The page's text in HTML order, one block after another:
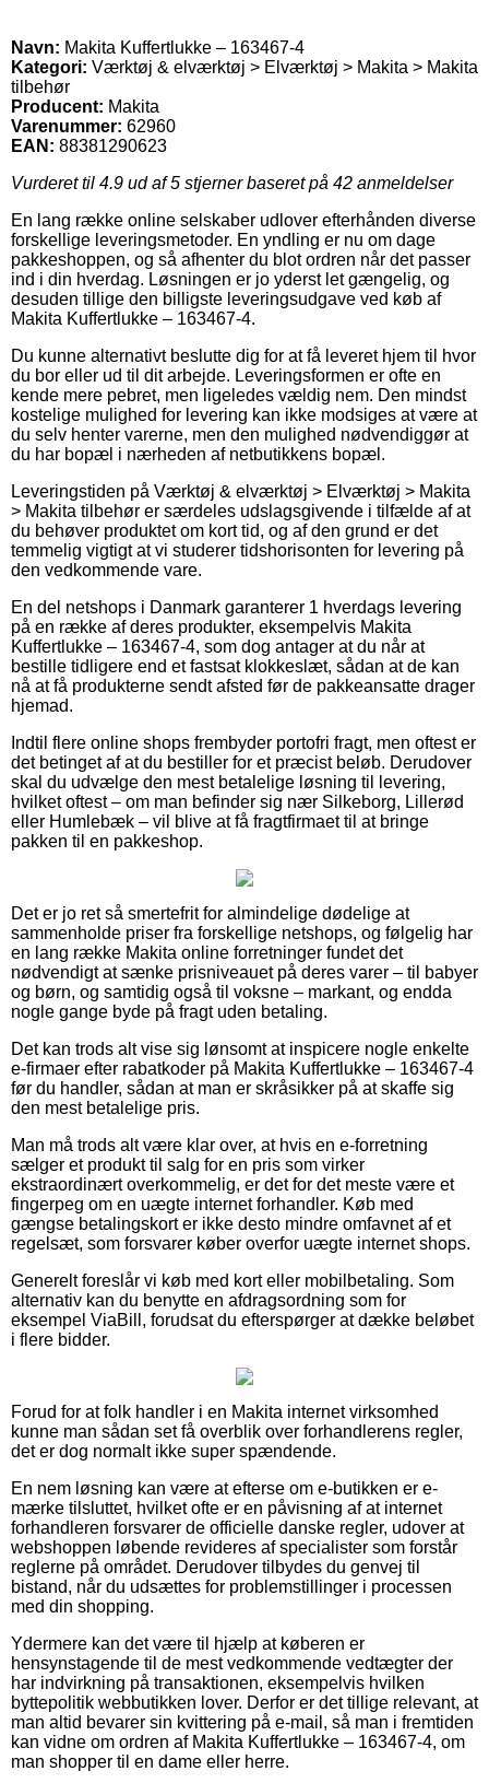
Navn: Makita Kuffertlukke – 163467-4
Kategori: Værktøj & elværktøj > Elværktøj > Makita > Makita
tilbehør
Producent: Makita
Varenummer: 62960
EAN: 88381290623
Vurderet til 4.9 ud af 5 stjerner baseret på 42 anmeldelser
En lang række online selskaber udlover efterhånden diverse
forskellige leveringsmetoder. En yndling er nu om dage
pakkeshoppen, og så afhenter du blot ordren når det passer
ind i din hverdag. Løsningen er jo yderst let gængelig, og
desuden tillige den billigste leveringsudgave ved køb af
Makita Kuffertlukke – 163467-4.
Du kunne alternativt beslutte dig for at få leveret hjem til hvor
du bor eller ud til dit arbejde. Leveringsformen er ofte en
kende mere pebret, men ligeledes vældig nem. Den mindst
kostelige mulighed for levering kan ikke modsiges at være at
du selv henter varerne, men den mulighed nødvendiggør at
du har bopæl i nærheden af netbutikkens bopæl.
Leveringstiden på Værktøj & elværktøj > Elværktøj > Makita
> Makita tilbehør er særdeles udslagsgivende i tilfælde af at
du behøver produktet om kort tid, og af den grund er det
temmelig vigtigt at vi studerer tidshorisonten for levering på
den vedkommende vare.
En del netshops i Danmark garanterer 1 hverdags levering
på en række af deres produkter, eksempelvis Makita
Kuffertlukke – 163467-4, som dog antager at du når at
bestille tidligere end et fastsat klokkeslæt, sådan at de kan
nå at få produkterne sendt afsted før de pakkeansatte drager
hjemad.
Indtil flere online shops frembyder portofri fragt, men oftest er
det betinget af at du bestiller for et præcist beløb. Derudover
skal du udvælge den mest betalelige løsning til levering,
hvilket oftest – om man befinder sig nær Silkeborg, Lillerød
eller Humlebæk – vil blive at få fragtfirmaet til at bringe
pakken til en pakkeshop.
Det er jo ret så smertefrit for almindelige dødelige at
sammenholde priser fra forskellige netshops, og følgelig har
en lang række Makita online forretninger fundet det
nødvendigt at sænke prisniveauet på deres varer – til babyer
og børn, og samtidig også til voksne – markant, og endda
nogle gange byde på fragt uden betaling.
Det kan trods alt vise sig lønsomt at inspicere nogle enkelte
e-firmaer efter rabatkoder på Makita Kuffertlukke – 163467-4
før du handler, sådan at man er skråsikker på at skaffe sig
den mest betalelige pris.
Man må trods alt være klar over, at hvis en e-forretning
sælger et produkt til salg for en pris som virker
ekstraordinært overkommelig, er det for det meste være et
fingerpeg om en uægte internet forhandler. Køb med
gængse betalingskort er ikke desto mindre omfavnet af et
regelsæt, som forsvarer køber overfor uægte internet shops.
Generelt foreslår vi køb med kort eller mobilbetaling. Som
alternativ kan du benytte en afdragsordning som for
eksempel ViaBill, forudsat du efterspørger at dække beløbet
i flere bidder.
Forud for at folk handler i en Makita internet virksomhed
kunne man sådan set få overblik over forhandlerens regler,
det er dog normalt ikke super spændende.
En nem løsning kan være at efterse om e-butikken er e-
mærke tilsluttet, hvilket ofte er en påvisning af at internet
forhandleren forsvarer de officielle danske regler, udover at
webshoppen løbende revideres af specialister som forstår
reglerne på området. Derudover tilbydes du genvej til
bistand, når du udsættes for problemstillinger i processen
med din shopping.
Ydermere kan det være til hjælp at køberen er
hensynstagende til de mest vedkommende vedtægter der
har indvirkning på transaktionen, eksempelvis hvilken
byttepolitik webbutikken lover. Derfor er det tillige relevant, at
man altid bevarer sin kvittering på e-mail, så man i fremtiden
kan vidne om ordren af Makita Kuffertlukke – 163467-4, om
man shopper til en dame eller herre.